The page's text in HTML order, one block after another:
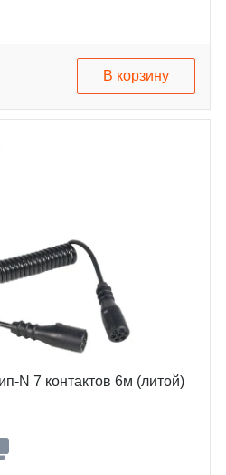
В корзину
N 7 контактов 6м (литой)